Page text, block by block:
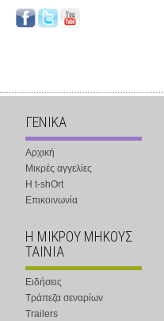
ΓΕΝΙΚΑ
Αρχική
Μικρές αγγελίες
Η t-shOrt
Επικοινωνία
Η ΜΙΚΡΟΥ ΜΗΚΟΥΣ
ΤΑΙΝΙΑ
Ειδήσεις
Τράπεζα σεναρίων
Trailers